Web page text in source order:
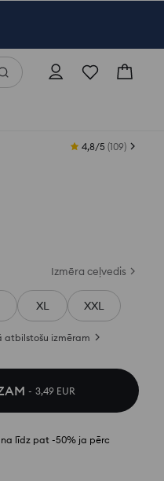
4,8/5 (109)
Izmēra ceļvedis
XL XXL
atbilstošu izmēram
3,49 EUR
līdz pat -50% ja pērc